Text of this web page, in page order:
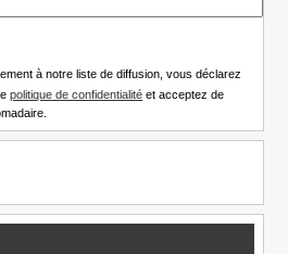
à notre liste de diffusion, vous déclarez
politique de confidentialité et acceptez de